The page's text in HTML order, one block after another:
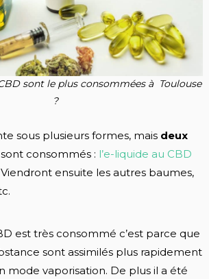
sont le plus consommées à Toulouse
?
sous plusieurs formes, maisdeux
sont consommés : l’e-liquide au CBD
Viendront ensuite les autres baumes,
est très consommé c’est parce que
sont assimilés plus rapidement
mode vaporisation. De plus il a été